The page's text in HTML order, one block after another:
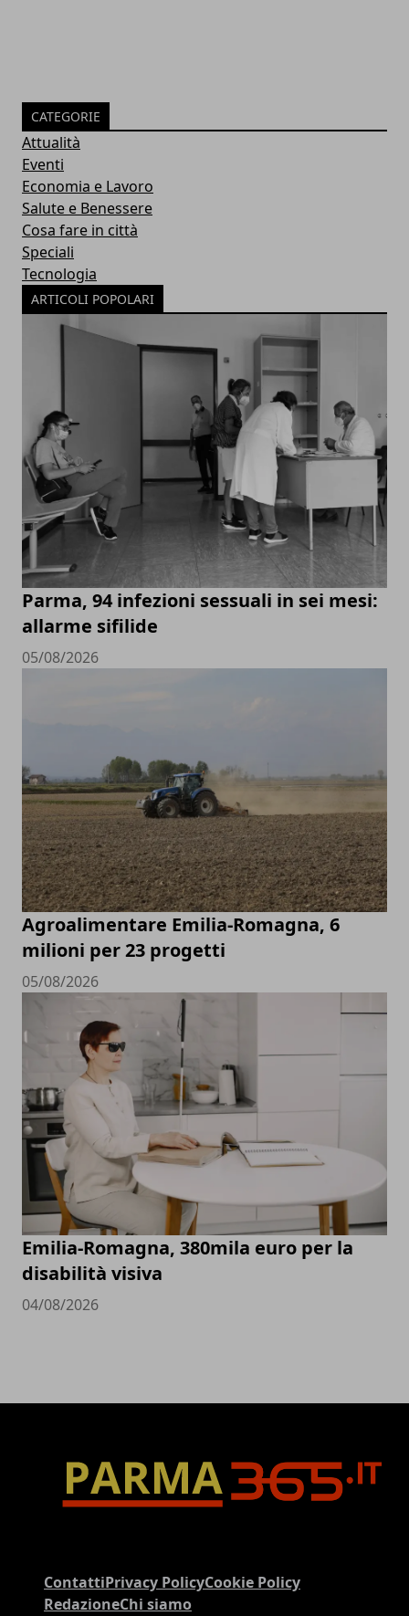
CATEGORIE
Attualità
Eventi
Economia e Lavoro
Salute e Benessere
Cosa fare in città
Speciali
Tecnologia
ARTICOLI POPOLARI
Parma, 94 infezioni sessuali in sei mesi:
allarme sifilide
05/08/2026
Agroalimentare Emilia-Romagna, 6
milioni per 23 progetti
05/08/2026
Emilia-Romagna, 380mila euro per la
disabilità visiva
04/08/2026
ContattiPrivacy PolicyCookie Policy
RedazioneChi siamo